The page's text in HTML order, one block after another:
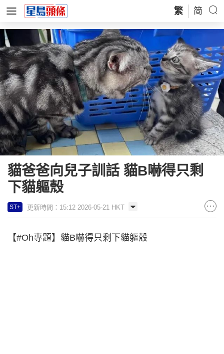
繁 简
貓爸爸向兒子訓話 貓B嚇得只剩
下貓軀殼
ST+ 更新時間：15:12 2026-05-21 HKT
【#Oh專題】貓B嚇得只剩下貓軀殼